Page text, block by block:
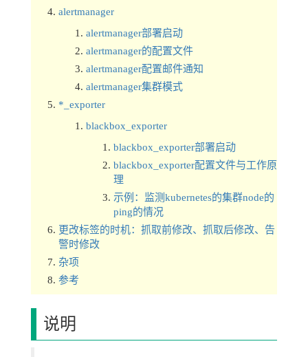
alertmanager
alertmanager部署启动
alertmanager的配置文件
alertmanager配置邮件通知
alertmanager集群模式
*_exporter
blackbox_exporter
blackbox_exporter部署启动
blackbox_exporter配置文件与工作原
理
示例：监测kubernetes的集群node的
ping的情况
更改标签的时机：抓取前修改、抓取后修改、告
警时修改
杂项
参考
说明